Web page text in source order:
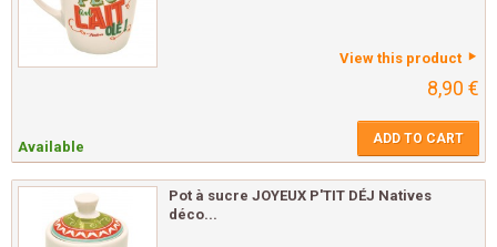
View this product
8,90 €
Available ADD TO CART
Pot à sucre JOYEUX P'TIT DÉJ Natives
déco...